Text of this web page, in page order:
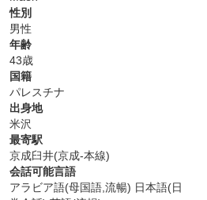
性別
男性
年齢
43歳
国籍
パレスチナ
出身地
米沢
最寄駅
京成臼井(京成-本線)
会話可能言語
アラビア語(母国語,流暢) 日本語(日